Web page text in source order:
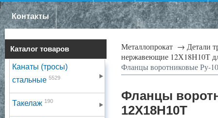
Контакты
Каталог товаров
Канаты (тросы)
стальные 5529
Такелаж 190
Металлопрокат → Детали
нержавеющие 12Х18Н10Т
Фланцы воротниковые Ру-
Фланцы
12Х18Н10Т